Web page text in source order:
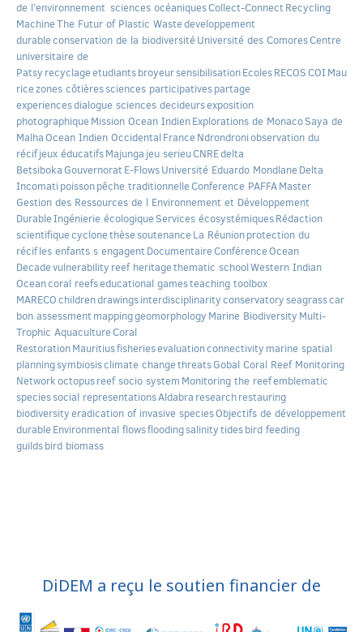
de l’environnement sciences océaniquesCollect-ConnectRecycling
MachineThe Futur of Plastic Wastedeveloppement
durableconservation de la biodiversitéUniversité des ComoresCentre
universitaire de
Patsy recyclageetudiantsbroyeursensibilisationEcolesRECOSCOIMau
ricezones côtièressciences participativespartage
experiencesdialogue sciences decideursexposition
photographiqueMission Ocean IndienExplorations de MonacoSaya de
MalhaOcean Indien OccidentalFranceNdrondroniobservation du
récifjeux éducatifsMajunga jeu serieuCNREdelta
BetsibokaGouvernoratE-FlowsUniversité Eduardo MondlaneDelta
Incomatipoissonpêche traditionnelleConference PAFFAMaster
Gestion des Ressources de l Environnement et Développement
DurableIngénierie écologiqueServices écosystémiquesRédaction
scientifiquecyclonethèsesoutenanceLa Réunionprotection du
récifles enfants s engagentDocumentaireConférenceOcean
Decadevulnerability reef heritagethematic schoolWestern Indian
Oceancoral reefseducational gamesteaching toolbox
MARECOchildrendrawingsinterdisciplinarityconservatory seagrasscar
bon assessmentmappinggeomorphology Marine Biodiversity Multi-
Trophic AquacultureCoral
RestorationMauritiusfisheriesevaluationconnectivity marine spatial
planningsymbiosisclimate changethreatsGobal Coral Reef Monitoring
Networkoctopusreef socio system Monitoring the reefemblematic
speciessocial representationsAldabra researchrestauring
biodiversityeradication of invasive speciesObjectifs de développement
durableEnvironmental flowsfloodingsalinitytidesbird feeding
guildsbird biomass
DiDEM a reçu le soutien financier de